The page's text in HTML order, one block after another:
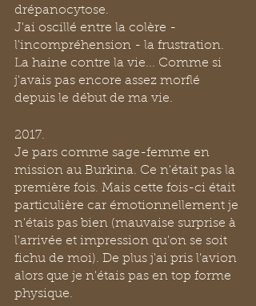
drépanocytose.
J'ai oscillé entre la colère -
l'incompréhension - la frustration.
La haine contre la vie... Comme si
j'avais pas encore assez morflé
depuis le début de ma vie.
2017.
Je pars comme sage-femme en
mission au Burkina. Ce n'était pas la
première fois. Mais cette fois-ci était
particulière car émotionnellement je
n'étais pas bien (mauvaise surprise à
l'arrivée et impression qu'on se soit
fichu de moi). De plus j'ai pris l'avion
alors que je n'étais pas en top forme
physique.